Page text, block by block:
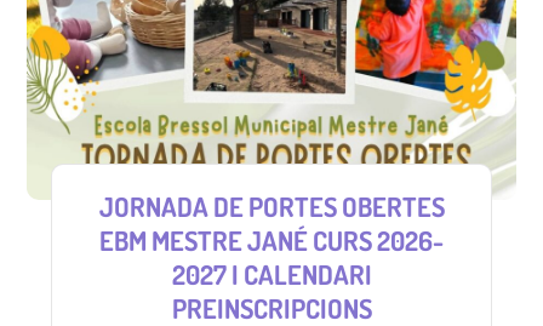
JORNADA DE PORTES OBERTES
EBM MESTRE JANÉ CURS 2026-
2027 I CALENDARI
PREINSCRIPCIONS